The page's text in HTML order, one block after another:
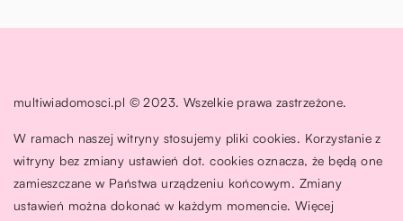
multiwiadomosci.pl © 2023. Wszelkie prawa zastrzeżone.
W ramach naszej witryny stosujemy pliki cookies. Korzystanie z
witryny bez zmiany ustawień dot. cookies oznacza, że będą one
zamieszczane w Państwa urządzeniu końcowym. Zmiany
ustawień można dokonać w każdym momencie. Więcej